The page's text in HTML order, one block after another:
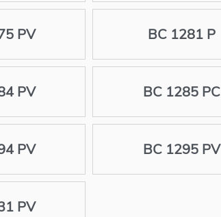
PV BC 1281 P
PV BC 1285 PC
PV BC 1295 PV
PV